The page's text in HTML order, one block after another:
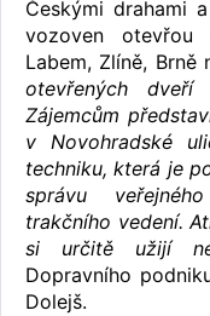
Českými drahami
vozoven
Labem, Zlíně, Brně
otevřených
Zájemcům
v Novohradské
techniku, která je
správu
trakčního vedení.
si určitě užijí
Dopravního
Dolejš.